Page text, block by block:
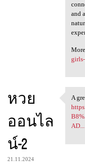
and
หวย
ออนไล
น์-2
21.11.2024
A
A
AD...